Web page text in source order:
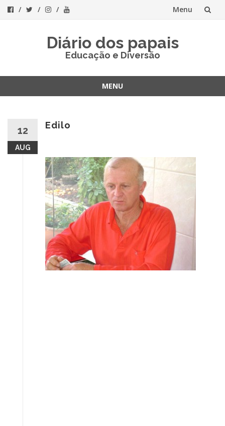
Menu
Diário dos papais
Educação e Diversão
MENU
12
AUG
Edilo